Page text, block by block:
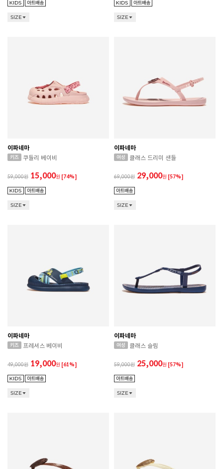
SIZE SIZE
이파네마
쿠들리 베이비
59,000 15,000원 [74%]
SIZE
이파네마
클래스 드리미 샌들
69,000 29,000원 [57%]
SIZE
이파네마
프레셔스 베이비
49,000 19,000원 [61%]
SIZE
이파네마
클래스 슬림
59,000 25,000원 [57%]
SIZE